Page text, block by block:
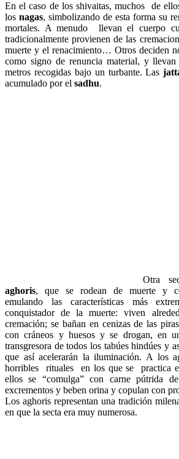
En el caso de los shivaitas, muchos de
los nagas, simbolizando de esta forma su
mortales. A menudo llevan el cuerpo
tradicionalmente provienen de las
muerte y el renacimiento… Otros deciden
como signo de renuncia material, y
metros recogidas bajo un turbante. Las
acumulado por el sadhu.
Otra
aghoris, que se rodean de muerte y
emulando las características más
conquistador de la muerte: viven
cremación; se bañan en cenizas de las
con cráneos y huesos y se drogan, en
transgresora de todos los tabúes hindúes y
que así acelerarán la iluminación. A los
horribles rituales en los que se practica
ellos se “comulga” con carne pútrida
excrementos y beben orina y copulan con
Los aghoris representan una tradición
en que la secta era muy numerosa.